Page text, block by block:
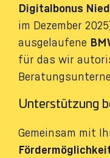
Digitalbonus
im Dezember
ausgelaufene
für das wir
Unterstützung
Gemeinsam mit